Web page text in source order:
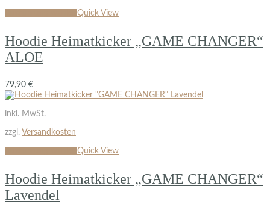
Quick View
Hoodie Heimatkicker „GAME CHANGER“
ALOE
79,90 €
inkl. MwSt.
zzgl. Versandkosten
Quick View
Hoodie Heimatkicker „GAME CHANGER“
Lavendel